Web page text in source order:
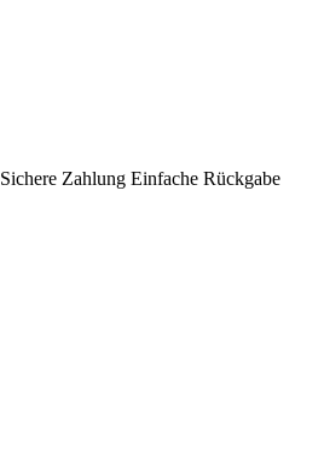
Sichere Zahlung Einfache Rückgabe